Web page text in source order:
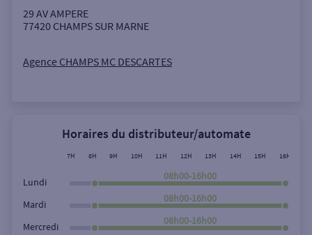
Rechercher
29 AV AMPERE
77420 CHAMPS SUR MARNE
Agence CHAMPS MC DESCARTES
Horaires du distributeur/automate
7H 8H 9H 10H 11H 12H 13H 14H 15H 16H
Lundi
08h00-16h00
Mardi
08h00-16h00
Mercredi
08h00-16h00